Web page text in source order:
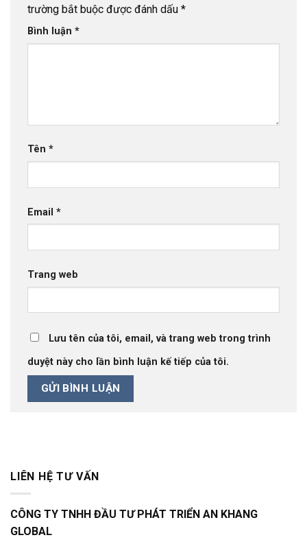
trường bắt buộc được đánh dấu *
Bình luận *
Tên *
Email *
Trang web
Lưu tên của tôi, email, và trang web trong trình
duyệt này cho lần bình luận kế tiếp của tôi.
LIÊN HỆ TƯ VẤN
CÔNG TY TNHH ĐẦU TƯ PHÁT TRIỂN AN KHANG
GLOBAL